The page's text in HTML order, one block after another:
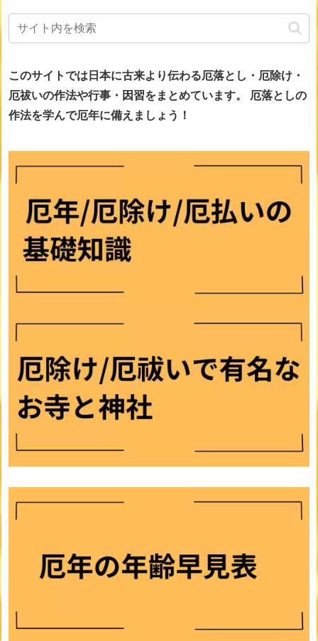
このサイトでは日本に古来より伝わる厄落とし・厄除け・
厄祓いの作法や行事・因習をまとめています。
厄落としの
作法を学んで厄年に備えましょう！